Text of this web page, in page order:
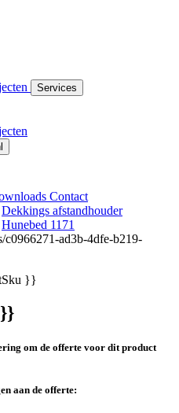
Services
Contact
Dekkings afstandhouder
Hunebed 1171
}}
om de offerte voor dit product
aan de offerte: